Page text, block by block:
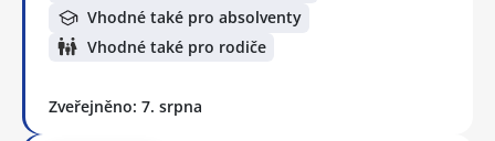
Vhodné také pro absolventy
Vhodné také pro rodiče
Zveřejněno: 7. srpna